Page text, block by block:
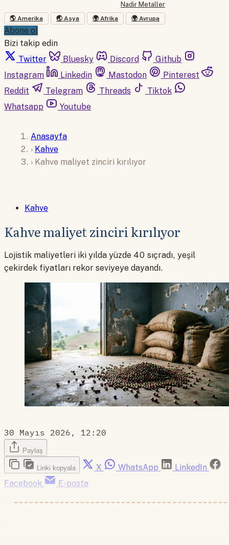
Nadir Metaller
🌎 Amerika 🌏 Asya 🌍 Afrika 🌍 Avrupa
Abone ol
Bizi takip edin
Twitter
Bluesky Discord
Github
Instagram
Linkedin Mastodon
Pinterest
Reddit
Telegram Threads
Tiktok
Whatsapp
Youtube
Anasayfa
› Kahve
› Kahve maliyet zinciri kırılıyor
Kahve
Kahve maliyet zinciri kırılıyor
Lojistik maliyetleri iki yılda yüzde 40 sıçradı, yeşil
çekirdek fiyatları rekor seviyeye dayandı.
30 Mayıs 2026, 12:20
Paylaş
Linki kopyala X WhatsApp
LinkedIn
Facebook
E-posta